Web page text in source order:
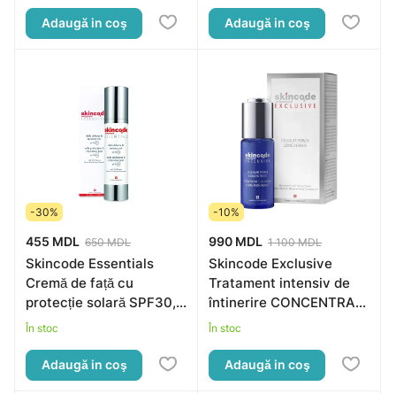
Adaugă in coş Adaugă in coş
-30%
455 MDL 650 MDL
Skincode Essentials
Cremă de față cu
protecție solară SPF30,
50ml
În stoc
Adaugă in coş
-10%
990 MDL 1 100 MDL
Skincode Exclusive
Tratament intensiv de
întinerire CONCENTRAT,
30ml
În stoc
Adaugă in coş